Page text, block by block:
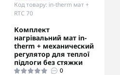
Код товару: in-therm мат +
RTC 70
Комплект
нагрівальний мат in-
therm + механический
регулятор для теплої
підлоги без стяжки
0